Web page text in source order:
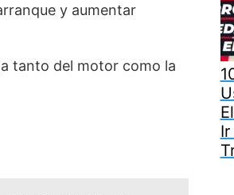
y aumentar
tanto del motor como la